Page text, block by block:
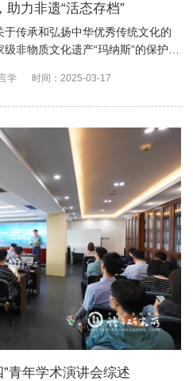
助力非遗“活态存档”
传承和弘扬中华优秀传统文化的
非物质文化遗产“玛纳斯”的保护与
学 时间：2025-03-17
青年学术演讲会综述